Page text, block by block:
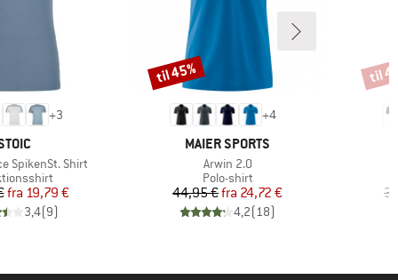
+3
SpikenSt. Shirt
Pris
Nedsat pris
fra 19,79 €
3,4(9)
+4
MÆRKE
MAIER SPORTS
Artikel
Arwin 2.0
Produktgruppe
Polo-shirt
Pris
44,95 € Nedsat pris
fra 24,72 €
4,2(18)
Rabat
til 45% Rabat
til